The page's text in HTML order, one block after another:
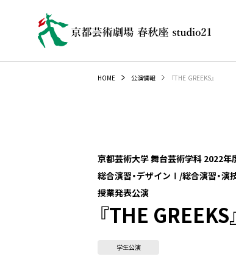
HOME 公演情報 『THE GREEKS』
京都芸術大学 舞台芸術学科 2022年
総合演習・デザインⅠ/総合演習・演
授業発表公演
『THE GREEKS
学生公演